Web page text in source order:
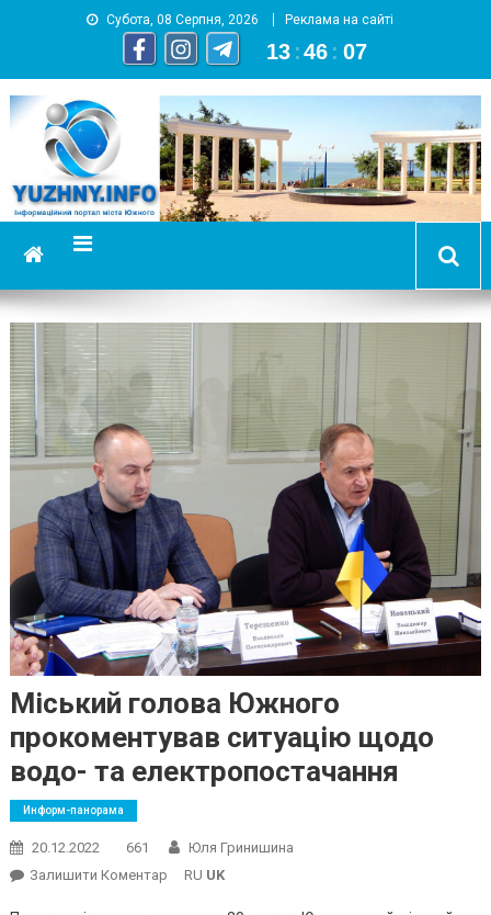
Субота, 08 Серпня, 2026 Реклама на сайті
13 :46 : 07
YUZHNY.INFO
информационный портал города Южный
Міський голова Южного
прокоментував ситуацію щодо
водо- та електропостачання
Информ-панорама
20.12.2022 661
Юля Гринишина
Залишити КоментарOn RU UK